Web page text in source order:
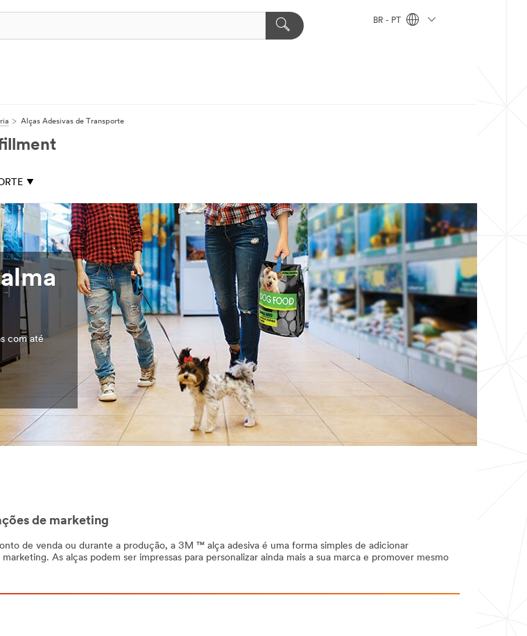
BR - PT
Alças Adesivas de Transporte
com até
de marketing
de venda ou durante a produção, a 3M ™ alça adesiva é uma forma simples de adicionar
As alças podem ser impressas para personalizar ainda mais a sua marca e promover mesmo